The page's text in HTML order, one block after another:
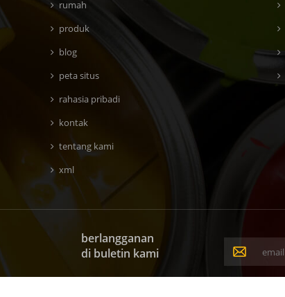
rumah
produk
blog
peta situs
rahasia pribadi
kontak
tentang kami
xml
berlangganan
di buletin kami